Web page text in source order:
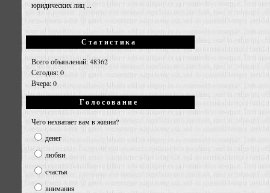
юридических лиц ...
Статистика
Всего объявлений: 48362
Сегодня: 0
Вчера: 0
Голосование
Чего нехватает вам в жизни?
денег
любви
счастья
внимания